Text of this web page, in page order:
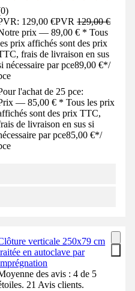
0)
129,00 €PVR129,00 €
prix — 89,00 € * Tous
prix affichés sont des prix
frais de livraison en sus
nécessaire par pce89,00 €*/
l'achat de 25 pce:
— 85,00 € * Tous les prix
sont des prix TTC,
de livraison en sus si
par pce85,00 €*/
verticale 250x79 cm
en autoclave par
des avis : 4 de 5
21 Avis clients.